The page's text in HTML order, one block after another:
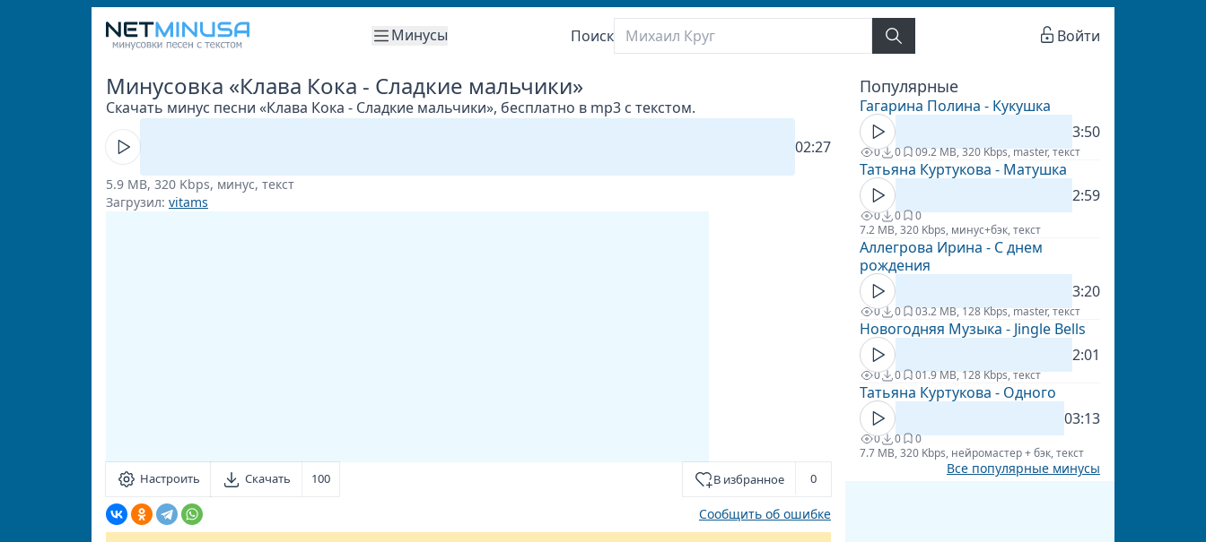
Минусы Поиск Войти
Минусовка «Клава Кока - Сладкие мальчики»
Скачать минус песни «Клава Кока - Сладкие мальчики», бесплатно в mp3 с текстом.
02:27
5.9 MB, 320 Kbps, минус, текст
Загрузил: vitams
Настроить Скачать 100 В избранное 0
Сообщить об ошибке
Популярные
Гагарина Полина - Кукушка
3:50
0 0 09.2 MB, 320 Kbps, master, текст
Татьяна Куртукова - Матушка
2:59
0 0
0
7.2 MB, 320 Kbps, минус+бэк, текст
Аллегрова Ирина - С днем
рождения
3:20
0 0 03.2 MB, 128 Kbps, master, текст
Новогодняя Музыка - Jingle Bells
2:01
0 0 01.9 MB, 128 Kbps, текст
Татьяна Куртукова - Одного
03:13
0 0
0
7.7 MB, 320 Kbps, нейромастер + бэк, текст
Все популярные минусы